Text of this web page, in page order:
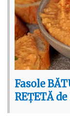
Fasole
REȚETĂ de